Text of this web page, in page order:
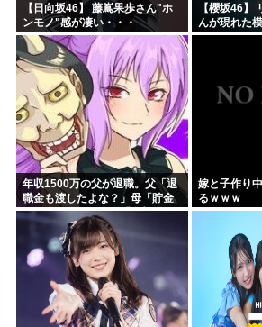
【日向坂46】 藤嶌果歩さん"ホ
ンモノ"感が凄い・・・
【櫻坂46】
んが現れた
年収1500万の父が退職。父「退
職金も渡したよな？」母「貯金
なんてないよー」父「全部なく
なったの！？」→予想外の返事
に家族騒然となり…
嫁と子作り
るｗｗｗ